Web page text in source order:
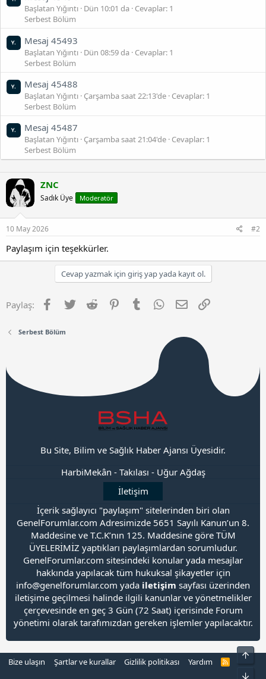
Başlatan Yığıntı Dün 10:01 da Cevaplar: 1
Serbest Bölüm
Mesaj 45493
Başlatan Yığıntı Dün 08:59 da Cevaplar: 1
Serbest Bölüm
Mesaj 45488
Başlatan Yığıntı Çarşamba saat 22:13'de Cevaplar: 1
Serbest Bölüm
Mesaj 45487
Başlatan Yığıntı Çarşamba saat 21:04'de Cevaplar: 1
Serbest Bölüm
ZNC
Sadık Üye Moderatör
10 May 2026 #2
Paylaşım için teşekkürler.
Cevap yazmak için giriş yap yada kayıt ol.
Paylaş: Facebook
Twitter Reddit PinterestTumblr WhatsApp
E-posta
Serbest Bölüm
Bu Site, Bilim ve Sağlık Haber Ajansı Üyesidir.
HarbiMekân - Takılası - Uğur Ağdaş
İletişim
İçerik sağlayıcı "paylaşım" sitelerinden biri olan
GenelForumlar.com Adresimizde 5651 Sayılı Kanun’un 8.
Maddesine ve T.C.K’nın 125. Maddesine göre TÜM
ÜYELERİMİZ yaptıkları paylaşımlardan sorumludur.
GenelForumlar.com sitesindeki konular yada mesajlar
hakkında yapılacak tüm hukuksal şikayetler için
info@genelforumlar.com yada iletişim sayfası üzerinden
iletişime geçilmesi halinde ilgili kanunlar ve yönetmelikler
çerçevesinde en geç 3 Gün (72 Saat) içerisinde Forum
yönetimi olarak tarafımızdan gereken işlemler yapılacaktır.
Bize ulaşın Şartlar ve kurallar Gizlilik politikası Yardım
R
Üst
Alt